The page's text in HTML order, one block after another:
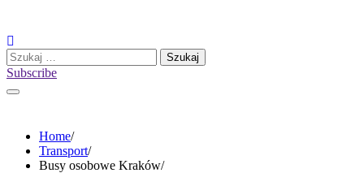
content
Szukaj:
Subscribe
Home
Transport
Busy osobowe Kraków